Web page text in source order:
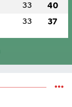
33 40
33 37